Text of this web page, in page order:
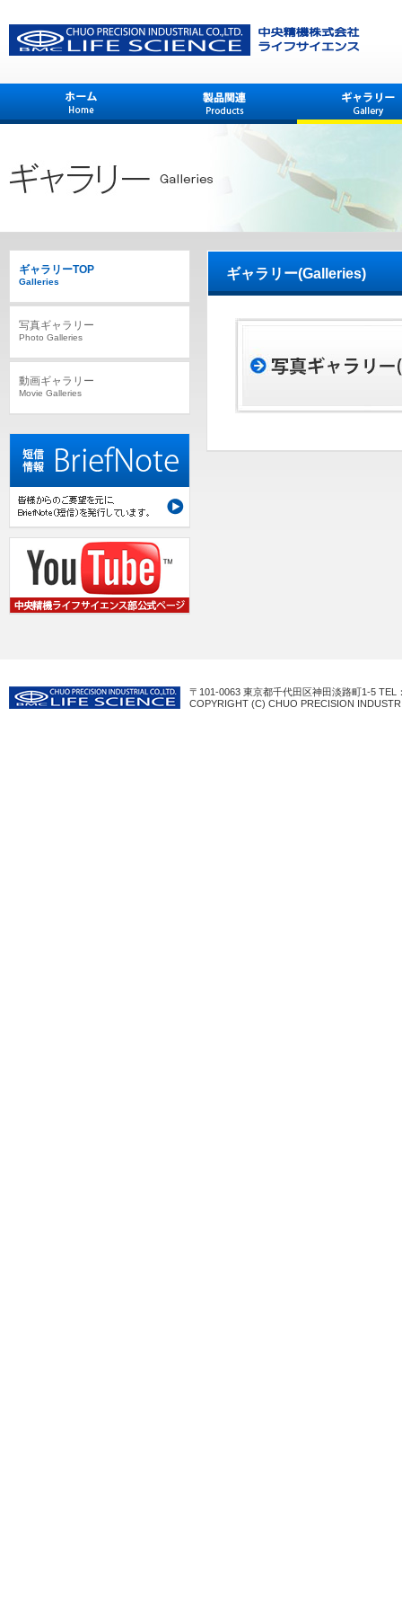
ギャラリー(Galleries)
ギャラリーTOP
Galleries
写真ギャラリー
Photo Galleries
動画ギャラリー
Movie Galleries
〒101-0063 東京都千代田区神田淡路町1-5 TEL
COPYRIGHT (C) CHUO PRECISION